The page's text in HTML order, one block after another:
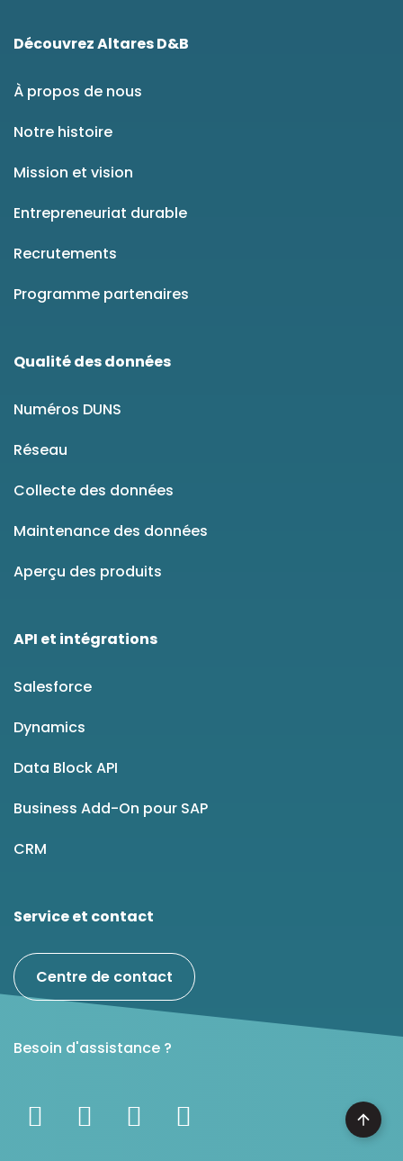
Découvrez Altares D&B
À propos de nous
Notre histoire
Mission et vision
Entrepreneuriat durable
Recrutements
Programme partenaires
Qualité des données
Numéros DUNS
Réseau
Collecte des données
Maintenance des données
Aperçu des produits
API et intégrations
Salesforce
Dynamics
Data Block API
Business Add-On pour SAP
CRM
Service et contact
Centre de contact
Besoin d'assistance ?